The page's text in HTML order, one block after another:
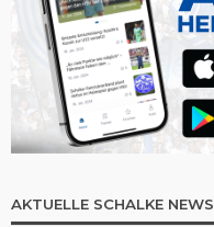
AKTUELLE SCHALKE NEWS